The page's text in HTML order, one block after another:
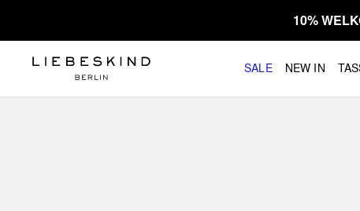
10%
SALE NEW IN